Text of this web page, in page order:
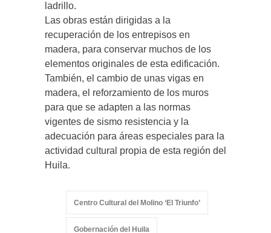
ladrillo.
Las obras están dirigidas a la
recuperación de los entrepisos en
madera, para conservar muchos de los
elementos originales de esta edificación.
También, el cambio de unas vigas en
madera, el reforzamiento de los muros
para que se adapten a las normas
vigentes de sismo resistencia y la
adecuación para áreas especiales para la
actividad cultural propia de esta región del
Huila.
Centro Cultural del Molino ‘El Triunfo’
Gobernación del Huila